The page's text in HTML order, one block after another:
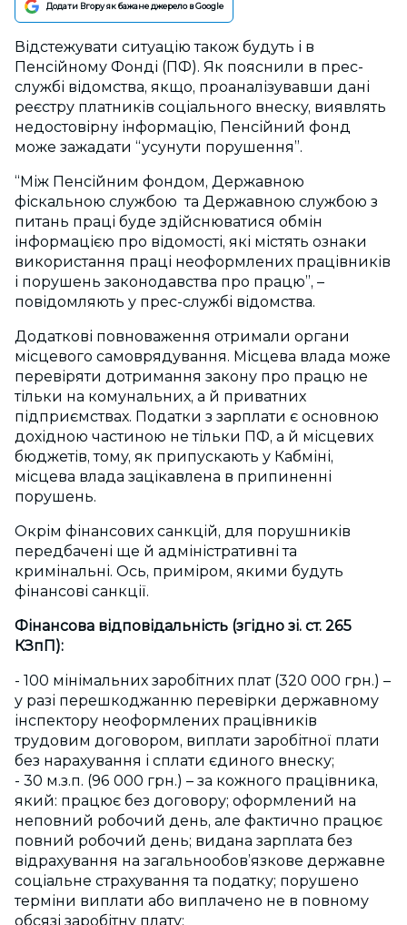
Додати Вгору як бажане джерело в Google
Відстежувати ситуацію також будуть і в
Пенсійному Фонді (ПФ). Як пояснили в прес-
службі відомства, якщо, проаналізувавши дані
реєстру платників соціального внеску, виявлять
недостовірну інформацію, Пенсійний фонд
може зажадати “усунути порушення”.
“Між Пенсійним фондом, Державною
фіскальною службою та Державною службою з
питань праці буде здійснюватися обмін
інформацією про відомості, які містять ознаки
використання праці неоформлених працівників
і порушень законодавства про працю”, –
повідомляють у прес-службі відомства.
Додаткові повноваження отримали органи
місцевого самоврядування. Місцева влада може
перевіряти дотримання закону про працю не
тільки на комунальних, а й приватних
підприємствах. Податки з зарплати є основною
дохідною частиною не тільки ПФ, а й місцевих
бюджетів, тому, як припускають у Кабміні,
місцева влада зацікавлена в припиненні
порушень.
Окрім фінансових санкцій, для порушників
передбачені ще й адміністративні та
кримінальні. Ось, приміром, якими будуть
фінансові санкції.
Фінансова відповідальність (згідно зі. ст. 265
КЗпП):
- 100 мінімальних заробітних плат (320 000 грн.) –
у разі перешкоджанню перевірки державному
інспектору неоформлених працівників
трудовим договором, виплати заробітної плати
без нарахування і сплати єдиного внеску;
- 30 м.з.п. (96 000 грн.) – за кожного працівника,
який: працює без договору; оформлений на
неповний робочий день, але фактично працює
повний робочий день; видана зарплата без
відрахування на загальнообов’язкове державне
соціальне страхування та податку; порушено
терміни виплати або виплачено не в повному
обсязі заробітну плату;